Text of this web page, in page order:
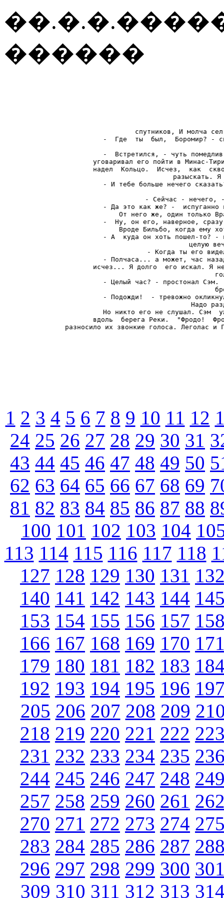
������
спутников, И молча
-  Где  ты  был,  Боромир? -
-  Встретился, - чуть
уговаривал его пойти в Минас-
надел  Кольцо.  Исчез,  как
разыскать.
- И тебе больше нечего
- Сейчас - нечего, -
- Да это как же? -  испуганно
От него же, один только
-  Ну, он его, наверное,
Вроде Бильбо, когда ему
- А  куда он хоть пошел-то? -
целую
- Когда ты его
- Полчаса... а может, час
исчез... Я долго  его искал. Я
- Целый час? - простонал
- Подожди!  - тревожно
Надо
Но никто его не слушал. Сэм
вдоль  берега Реки.  "Фродо!
разносило их звонкие голоса. Леголас
1 2 3 4 5 6 7 8 9 10 11 12
24 25 26 27 28 29 30 31
43 44 45 46 47 48 49 50
62 63 64 65 66 67 68 69
81 82 83 84 85 86 87 88
100 101 102 103 104
113 114 115 116 117 118
127 128 129 130 131
140 141 142 143 144
153 154 155 156 157
166 167 168 169 170
179 180 181 182 183
192 193 194 195 196
205 206 207 208 209
218 219 220 221 222
231 232 233 234 235
244 245 246 247 248
257 258 259 260 261
270 271 272 273 274
283 284 285 286 287
296 297 298 299 300
309 310 311 312 313